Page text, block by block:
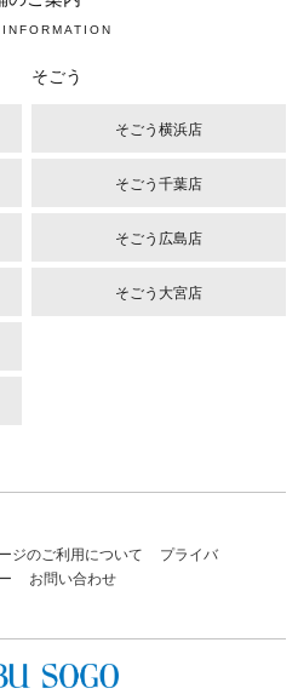
そごう
そごう横浜店
そごう千葉店
そごう広島店
そごう大宮店
ジのご利用について
プライバ
お問い合わせ